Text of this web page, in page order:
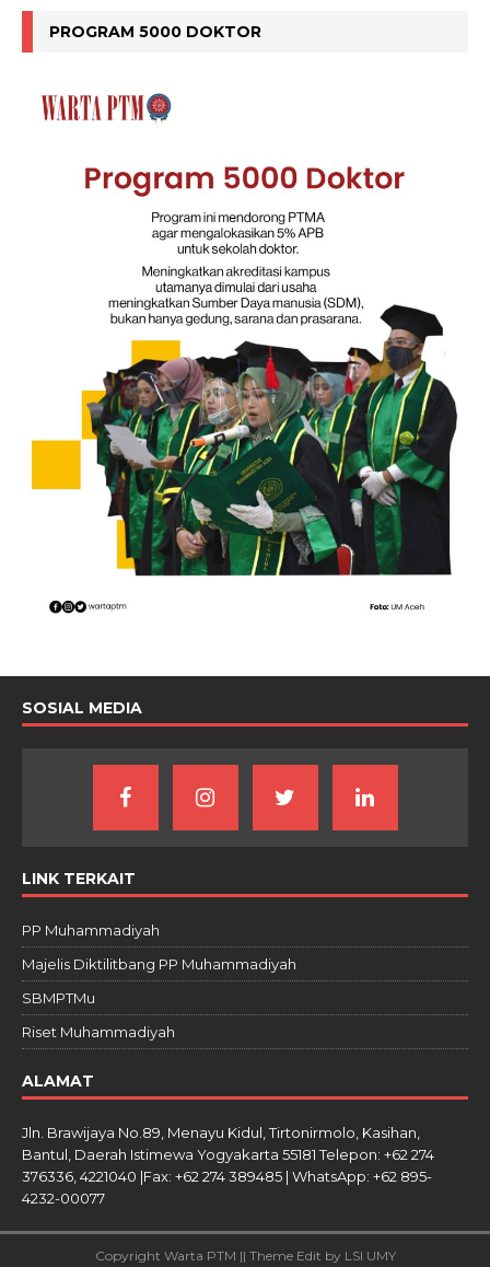
PROGRAM 5000 DOKTOR
SOSIAL MEDIA
LINK TERKAIT
PP Muhammadiyah
Majelis Diktilitbang PP Muhammadiyah
SBMPTMu
Riset Muhammadiyah
ALAMAT
Jln. Brawijaya No.89, Menayu Kidul, Tirtonirmolo, Kasihan,
Bantul, Daerah Istimewa Yogyakarta 55181 Telepon: +62 274
376336, 4221040 |Fax: +62 274 389485 | WhatsApp: +62 895-
4232-00077
Copyright Warta PTM || Theme Edit by LSI UMY